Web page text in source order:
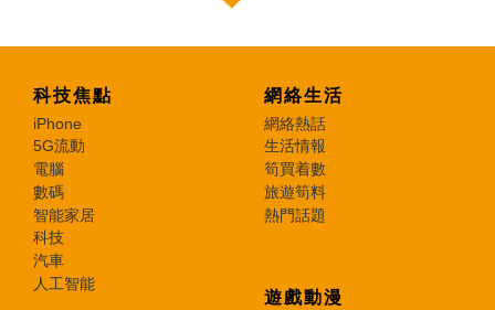
科技焦點
iPhone
5G流動
電腦
數碼
智能家居
科技
汽車
人工智能
網絡生活
網絡熱話
生活情報
筍買着數
旅遊筍料
熱門話題
遊戲動漫